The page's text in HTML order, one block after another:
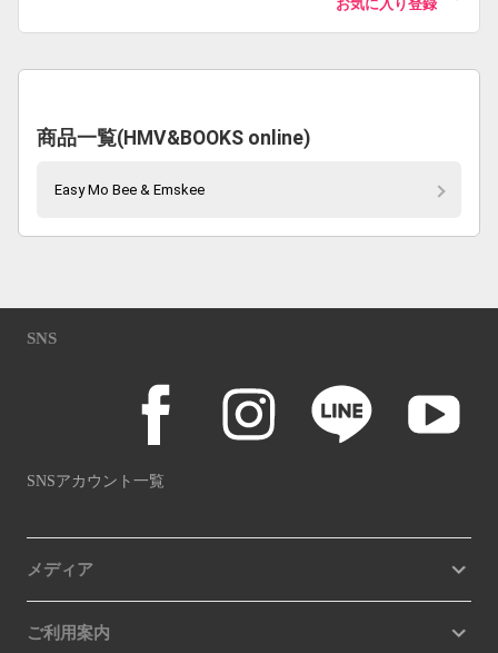
お気に入り登録
商品一覧(HMV&BOOKS online)
Easy Mo Bee & Emskee
SNS
SNSアカウント一覧
メディア
ご利用案内